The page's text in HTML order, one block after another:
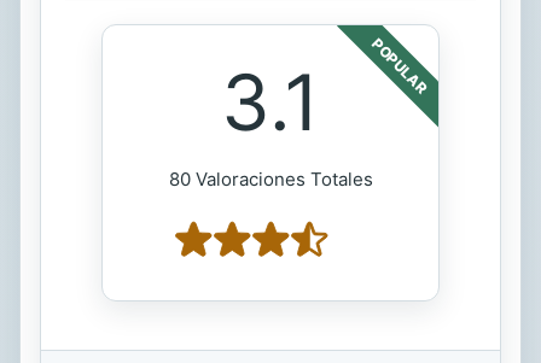
POPULAR
3.1
80 Valoraciones Totales